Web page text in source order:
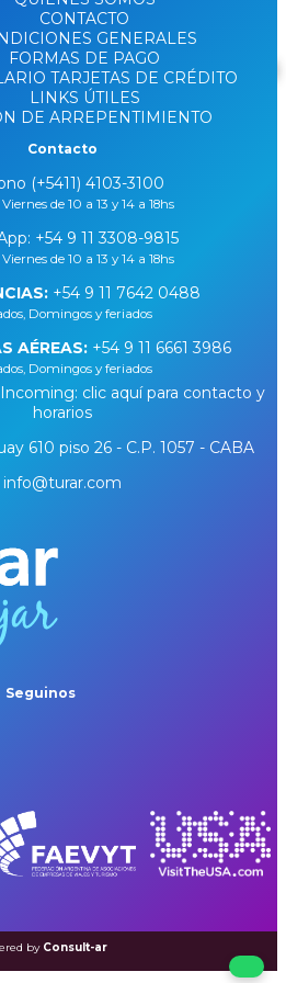
Buscar
CONTACTO
GENERALES
FORMAS DE PAGO
TARJETAS DE CRÉDITO
LINKS ÚTILES
DE ARREPENTIMIENTO
Contacto
(+5411) 4103-3100
de 10 a 13 y 14 a 18hs
+54 9 11 3308-9815
de 10 a 13 y 14 a 18hs
+54 9 11 7642 0488
Domingos y feriados
AÉREAS: +54 9 11 6661 3986
Domingos y feriados
clic aquí para contacto y
horarios
610 piso 26 - C.P. 1057 - CABA
info@turar.com
Seguinos
by Consult-ar